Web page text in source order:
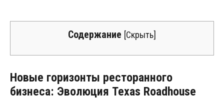
Содержание [Скрыть]
Новые горизонты ресторанного
бизнеса: Эволюция Texas Roadhouse